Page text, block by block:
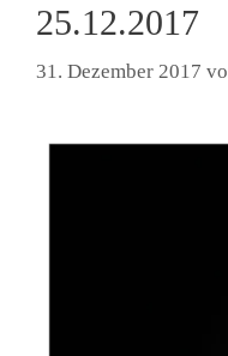
25.12.2017
31. Dezember 2017